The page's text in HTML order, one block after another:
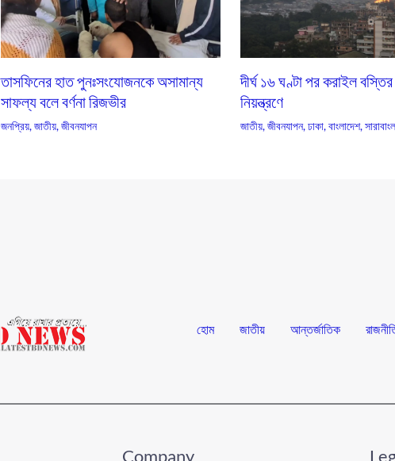
তাসফিনের হাত পুনঃসংযোজনকে অসামান্য
সাফল্য বলে বর্ণনা রিজভীর
জনপ্রিয়,জাতীয়,জীবনযাপন
দীর্ঘ ১৬ ঘণ্টা পর করাইল
নিয়ন্ত্রণে
জাতীয়,জীবনযাপন,ঢাকা,বাংলাদেশ,
হোম জাতীয় আন্তর্জাতিক
Company